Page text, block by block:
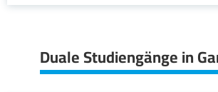
Duale Studiengänge in